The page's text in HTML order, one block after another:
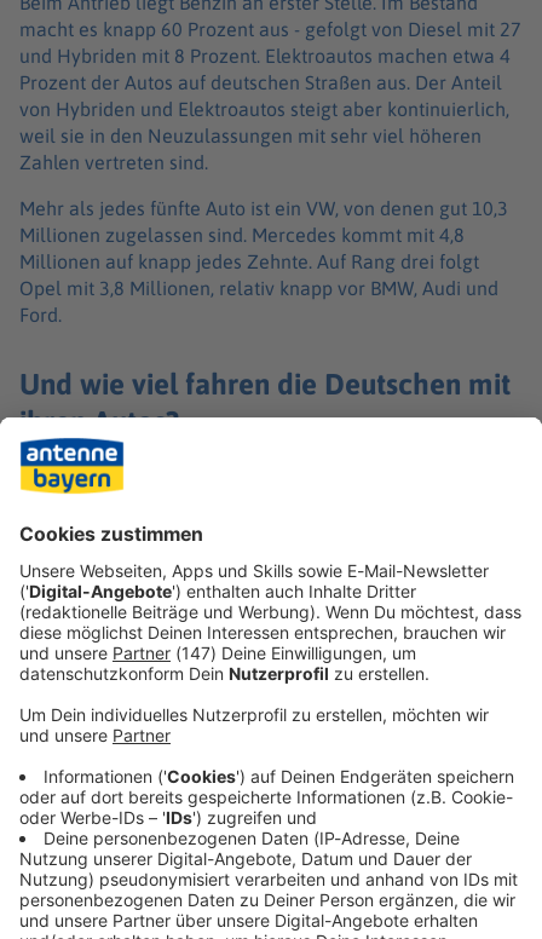
macht es knapp 60 Prozent aus - gefolgt von Diesel mit 27
und Hybriden mit 8 Prozent. Elektroautos machen etwa 4
Prozent der Autos auf deutschen Straßen aus. Der Anteil
von Hybriden und Elektroautos steigt aber kontinuierlich,
weil sie in den Neuzulassungen mit sehr viel höheren
Zahlen vertreten sind.
Mehr als jedes fünfte Auto ist ein VW, von denen gut 10,3
Millionen zugelassen sind. Mercedes kommt mit 4,8
Millionen auf knapp jedes Zehnte. Auf Rang drei folgt
Opel mit 3,8 Millionen, relativ knapp vor BMW, Audi und
Ford.
Und wie viel fahren die Deutschen mit
ihren Autos?
2024 waren es gut 594 Milliarden Kilometer - rein
rechnerisch also 2.000 Mal bis zur Sonne und zurück. Ein
durchschnittlicher Benziner legte dabei 9.555 Kilometer